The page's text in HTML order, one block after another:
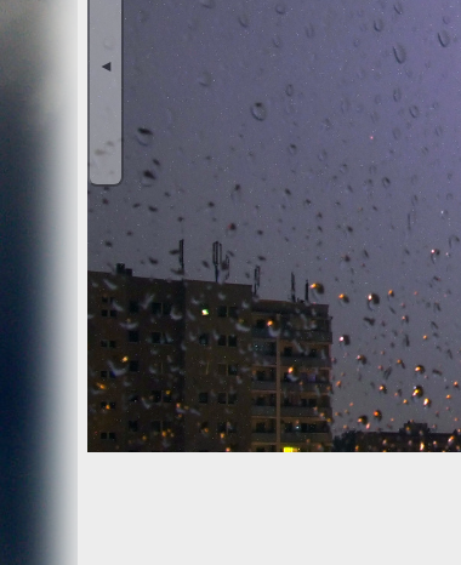
Wir, der Websitebetreiber bzw.
als „Server-Logfiles“ auf dem Server der
Besuchte Website und besuchte
Uhrzeit zum Zeitpunkt des Zugriffes
Menge der gesendeten Daten in Byte
Quelle/Verweis, von welchem Sie auf
Verwendeter Browser
Verwendetes Betriebssystem
Verwendete IP-Adresse
Die Server-Logfiles werden für einige Zeit
Strato dazu:
DSGVO und Log-Daten: Welche Daten wir
Datenschutzinformation
Der Websitebetreiber zeichnet die o. g.
können und zur Qualitätssicherung um
Löschung ausgenommen bis der Vorfall
Reichweitenmessung & Cookies
Eine Reichweitenmessung in diesem Sinne
◄